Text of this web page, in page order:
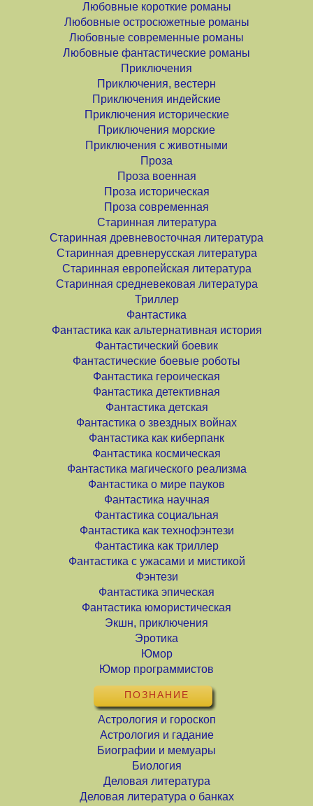
Любовные короткие романы
Любовные остросюжетные романы
Любовные современные романы
Любовные фантастические романы
Приключения
Приключения, вестерн
Приключения индейские
Приключения исторические
Приключения морские
Приключения с животными
Проза
Проза военная
Проза историческая
Проза современная
Старинная литература
Старинная древневосточная литература
Старинная древнерусская литература
Старинная европейская литература
Старинная средневековая литература
Триллер
Фантастика
Фантастика как альтернативная история
Фантастический боевик
Фантастические боевые роботы
Фантастика героическая
Фантастика детективная
Фантастика детская
Фантастика о звездных войнах
Фантастика как киберпанк
Фантастика космическая
Фантастика магического реализма
Фантастика о мире пауков
Фантастика научная
Фантастика социальная
Фантастика как технофэнтези
Фантастика как триллер
Фантастика с ужасами и мистикой
Фэнтези
Фантастика эпическая
Фантастика юмористическая
Экшн, приключения
Эротика
Юмор
Юмор программистов
ПОЗНАНИЕ
Астрология и гороскоп
Астрология и гадание
Биографии и мемуары
Биология
Деловая литература
Деловая литература о банках